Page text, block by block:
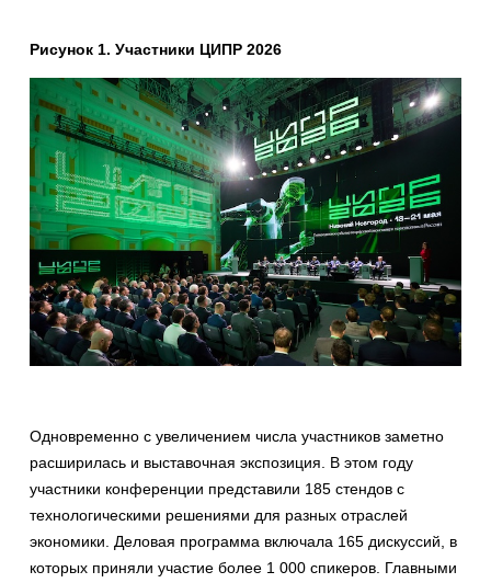
Рисунок 1. Участники ЦИПР 2026
Одновременно с увеличением числа участников заметно
расширилась и выставочная экспозиция. В этом году
участники конференции представили 185 стендов с
технологическими решениями для разных отраслей
экономики. Деловая программа включала 165 дискуссий, в
которых приняли участие более 1 000 спикеров. Главными